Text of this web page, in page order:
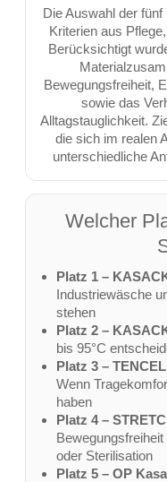
Die Auswahl der
Kriterien aus
Berücksichtigt
Bewegungsfreiheit,
sowie das
Alltagstauglichkeit.
die sich im realen
unterschiedliche
Welcher
Platz 1 –
Industriewäsche
stehen
Platz 2 –
bis 95°C
Platz 3 –
Wenn
haben
Platz 4 –
oder Sterilisation
Platz 5 – OP